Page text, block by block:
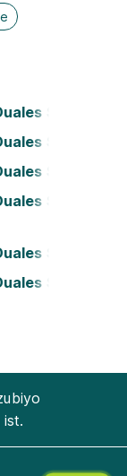
Studium
Studium
Studium
Studium
Studium
Studium